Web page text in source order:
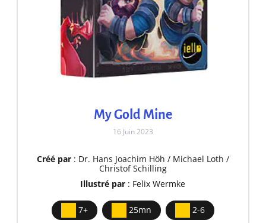
My Gold Mine
16 Juin 2023
Créé par: Dr. Hans Joachim Höh / Michael Loth /
Christof Schilling
Illustré par : Felix Wermke
7+ 25mn 2-6